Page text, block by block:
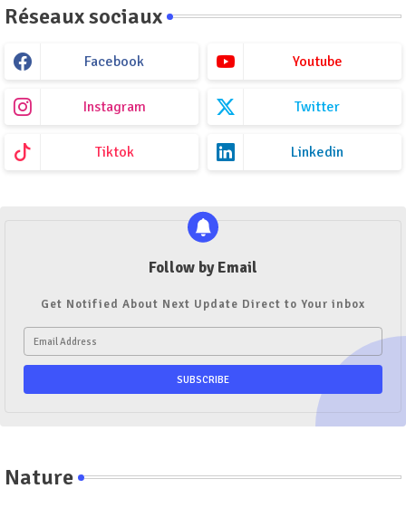
Réseaux sociaux
Facebook Youtube
Instagram Twitter
Tiktok Linkedin
Follow by Email
Get Notified About Next Update Direct to Your inbox
Nature